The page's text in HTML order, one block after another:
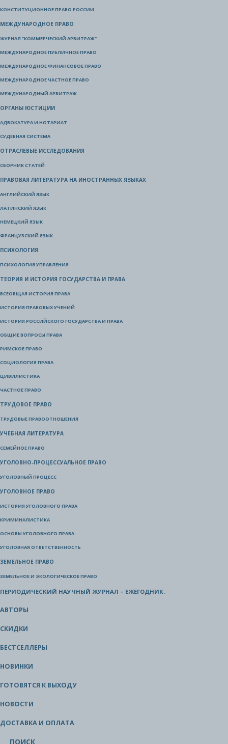
КОНСТИТУЦИОННОЕ ПРАВО РОССИИ
МЕЖДУНАРОДНОЕ ПРАВО
ЖУРНАЛ "КОММЕРЧЕСКИЙ АРБИТРАЖ"
МЕЖДУНАРОДНОЕ ПУБЛИЧНОЕ ПРАВО
МЕЖДУНАРОДНОЕ ФИНАНСОВОЕ ПРАВО
МЕЖДУНАРОДНОЕ ЧАСТНОЕ ПРАВО
МЕЖДУНАРОДНЫЙ АРБИТРАЖ
ОРГАНЫ ЮСТИЦИИ
АДВОКАТУРА И НОТАРИАТ
СУДЕБНАЯ СИСТЕМА
ОТРАСЛЕВЫЕ ИССЛЕДОВАНИЯ
СБОРНИК СТАТЕЙ
ПРАВОВАЯ ЛИТЕРАТУРА НА ИНОСТРАННЫХ ЯЗЫКАХ
АНГЛИЙСКИЙ ЯЗЫК
ЛАТИНСКИЙ ЯЗЫК
НЕМЕЦКИЙ ЯЗЫК
ФРАНЦУЗСКИЙ ЯЗЫК
ПСИХОЛОГИЯ
ПСИХОЛОГИЯ УПРАВЛЕНИЯ
ТЕОРИЯ И ИСТОРИЯ ГОСУДАРСТВА И ПРАВА
ВСЕОБЩАЯ ИСТОРИЯ ПРАВА
ИСТОРИЯ ПРАВОВЫХ УЧЕНИЙ
ИСТОРИЯ РОССИЙСКОГО ГОСУДАРСТВА И ПРАВА
ОБЩИЕ ВОПРОСЫ ПРАВА
РИМСКОЕ ПРАВО
СОЦИОЛОГИЯ ПРАВА
ЦИВИЛИСТИКА
ЧАСТНОЕ ПРАВО
ТРУДОВОЕ ПРАВО
ТРУДОВЫЕ ПРАВООТНОШЕНИЯ
УЧЕБНАЯ ЛИТЕРАТУРА
СЕМЕЙНОЕ ПРАВО
УГОЛОВНО-ПРОЦЕССУАЛЬНОЕ ПРАВО
УГОЛОВНЫЙ ПРОЦЕСС
УГОЛОВНОЕ ПРАВО
ИСТОРИЯ УГОЛОВНОГО ПРАВА
КРИМИНАЛИСТИКА
ОСНОВЫ УГОЛОВНОГО ПРАВА
УГОЛОВНАЯ ОТВЕТСТВЕННОСТЬ
ЗЕМЕЛЬНОЕ ПРАВО
ЗЕМЕЛЬНОЕ И ЭКОЛОГИЧЕСКОЕ ПРАВО
ПЕРИОДИЧЕСКИЙ НАУЧНЫЙ ЖУРНАЛ – ЕЖЕГОДНИК.
АВТОРЫ
СКИДКИ
БЕСТСЕЛЛЕРЫ
НОВИНКИ
ГОТОВЯТСЯ К ВЫХОДУ
НОВОСТИ
ДОСТАВКА И ОПЛАТА
ПОИСК